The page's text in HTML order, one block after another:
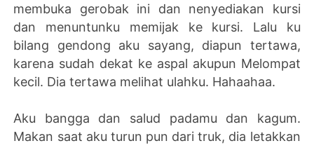
membuka gerobak ini dan nenyediakan kursi
dan menuntunku memijak ke kursi. Lalu ku
bilang gendong aku sayang, diapun tertawa,
karena sudah dekat ke aspal akupun Melompat
kecil. Dia tertawa melihat ulahku. Hahaahaa.
Aku bangga dan salud padamu dan kagum.
Makan saat aku turun pun dari truk, dia letakkan